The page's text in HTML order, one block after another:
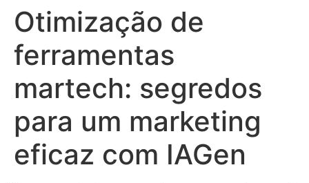
Otimização de
ferramentas
martech: segredos
para um marketing
eficaz com IAGen